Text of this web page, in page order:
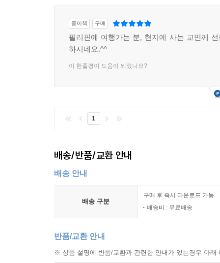
종이책 구매
필리핀에 여행가는 분, 현지에 사는 교민께
하시네요.^^
이 한줄평이 도움이 되었나요?
1
배송/반품/교환 안내
배송 안내
배송 구분
구매 후 즉시 다운로드 가능
배송비 : 무료배송
반품/교환 안내
※ 상품 설명에 반품/교환과 관련한 안내가 있는경우 아